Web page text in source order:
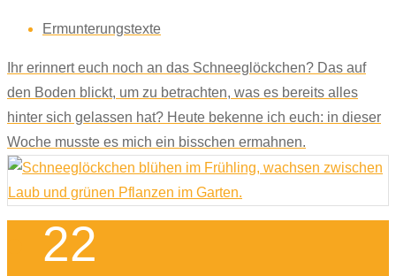
Ermunterungstexte
Ihr erinnert euch noch an das Schneeglöckchen? Das auf
den Boden blickt, um zu betrachten, was es bereits alles
hinter sich gelassen hat? Heute bekenne ich euch: in dieser
Woche musste es mich ein bisschen ermahnen.
22